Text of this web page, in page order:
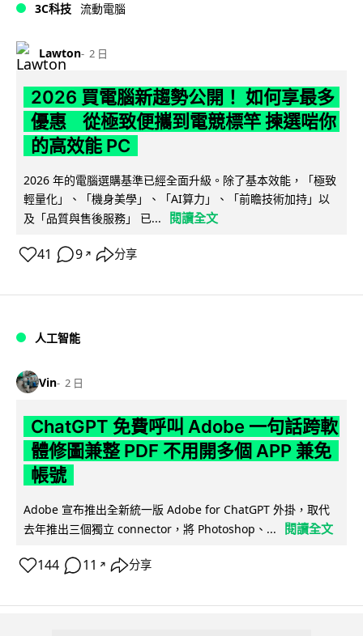
3C科技 流動電腦
Lawton 2 日
2026 買電腦新趨勢公開！ 如何享最多
優惠 從極致便攜到電競標竿 揀選啱你
的高效能 PC
2026 年的電腦選購基準已經全面升級。除了基本效能，「極致
輕量化」、「機身美學」、「AI算力」、「前瞻技術加持」以
及「品質與售後服務」 已...
閱讀全文
41 9 ↗ 分享
人工智能
Vin 2 日
ChatGPT 免費呼叫 Adobe 一句話跨軟
體修圖兼整 PDF 不用開多個 APP 兼免
帳號
Adobe 宣布推出全新統一版 Adobe for ChatGPT 外掛，取代
去年推出三個獨立 connector，將 Photoshop、...
閱讀全文
144 11 ↗ 分享